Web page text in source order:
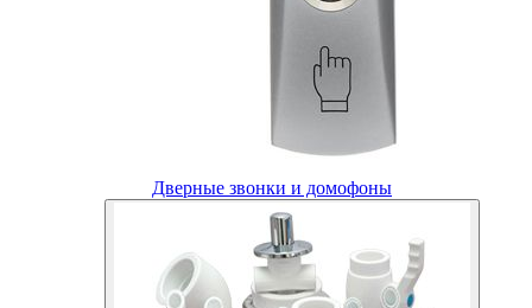
Дверные звонки и домофоны